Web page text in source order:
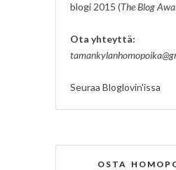
blogi 2015 (The Blog
Ota yhteyttä:
Seuraa Bloglovin'issa
OSTA